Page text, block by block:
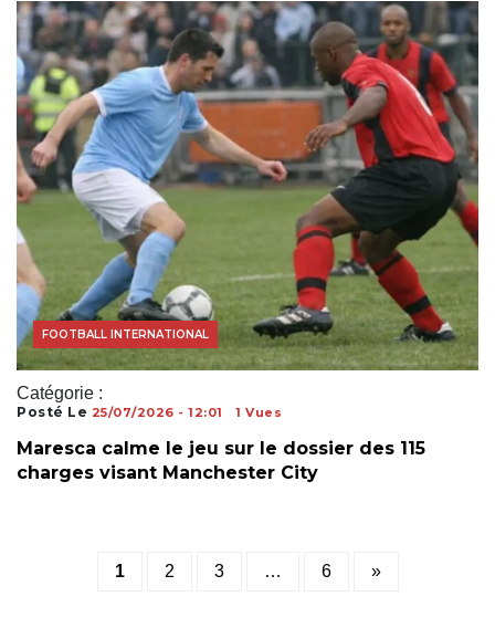
Catégorie :
ACTUALITÉS FOOTBALL
FOOTBALL AFRICAIN
FOOTBALL INTERNATIONAL
Posté Le 25/07/2026 - 12:01 1 Vues
Maresca calme le jeu sur le dossier des 115
charges visant Manchester City
Posts
1 2 3 … 6 »